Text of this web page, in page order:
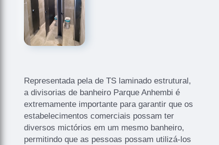
Representada pela de TS laminado estrutural,
a divisorias de banheiro Parque Anhembi é
extremamente importante para garantir que os
estabelecimentos comerciais possam ter
diversos mictórios em um mesmo banheiro,
permitindo que as pessoas possam utilizá-los